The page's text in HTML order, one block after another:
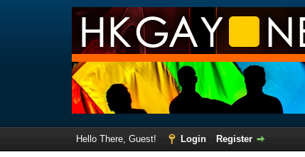
Hello There, Guest! Login
Register